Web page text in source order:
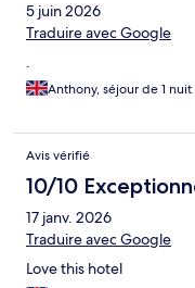
5 juin 2026
Traduire avec Google
.
Anthony, séjour de 1 nuit
Avis vérifié
10/10
17 janv. 2026
Traduire avec Google
Love this hotel